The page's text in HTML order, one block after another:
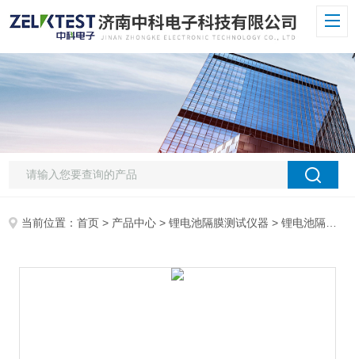
当前位置：首页 > 产品中心 >锂电池隔膜测试仪器 >锂电池隔膜透气度测试仪